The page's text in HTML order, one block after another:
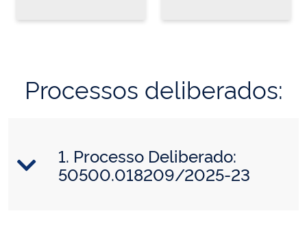
Processos deliberados:
1. Processo Deliberado:
50500.018209/2025-23